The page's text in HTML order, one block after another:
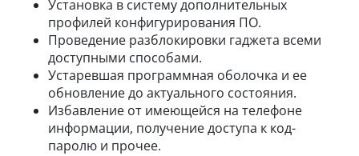
Установка в систему дополнительных
профилей конфигурирования ПО.
Проведение разблокировки гаджета всеми
доступными способами.
Устаревшая программная оболочка и ее
обновление до актуального состояния.
Избавление от имеющейся на телефоне
информации, получение доступа к код-
паролю и прочее.